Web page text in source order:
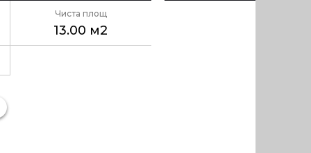
Чиста площ
13.00 м2